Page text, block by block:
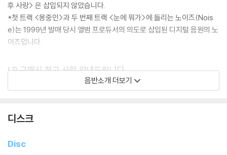
후 사랑> 은 삽입되지 않았습니다.
*첫 트랙 <몽중인>과 두 번째 트랙 <눈에 뭐가>에 들리는 노이즈(Nois
e)는 1999년 발매 당시 앨범 프로듀서의 의도로 삽입된 디지털 음원의 노
이즈입니다.
LP 구매시 참고 사항 안내드립니다.
※ 재킷/구성품/포장 상태
할 수 있으며 속지(이너 슬리브)는 디스크와의 접촉으로 인해 갈라질 수
있습니다.
외관상 불량 확인되는 상품을 개봉 시엔 반품/교환 처리 불가합니다.
음반소개 더보기
디스크
Disc